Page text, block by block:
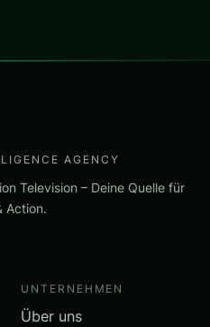
AGENCY
Television – Deine Quelle für
Action.
UNTERNEHMEN
Über uns